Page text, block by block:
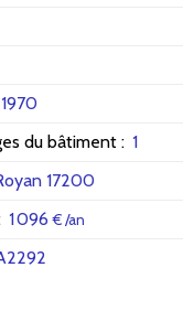
1970
du bâtiment : 1
17200
1 096€ /an